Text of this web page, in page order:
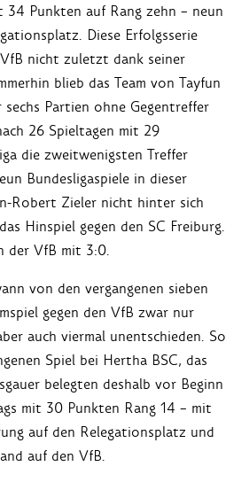
34 Punkten auf Rang zehn – neun
Diese Erfolgsserie
nicht zuletzt dank seiner
blieb das Team von Tayfun
Partien ohne Gegentreffer
26 Spieltagen mit 29
die zweitwenigsten Treffer
Bundesligaspiele in dieser
Robert Zieler nicht hinter sich
Hinspiel gegen den SC Freiburg.
der VfB mit 3:0.
von den vergangenen sieben
gegen den VfB zwar nur
auch viermal unentschieden. So
Spiel bei Hertha BSC, das
belegten deshalb vor Beginn
mit 30 Punkten Rang 14 – mit
auf den Relegationsplatz und
auf den VfB.